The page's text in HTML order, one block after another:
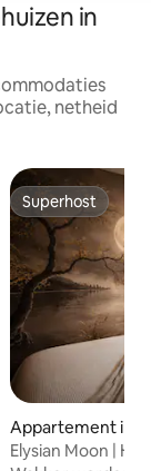
in
netheid
Superhost
Superhost
Appartement in
Elysian Moon |